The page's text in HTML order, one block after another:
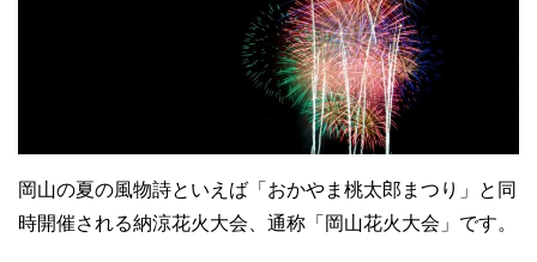
岡山の夏の風物詩といえば「おかやま桃太郎まつり」と同
時開催される納涼花火大会、通称「岡山花火大会」です。